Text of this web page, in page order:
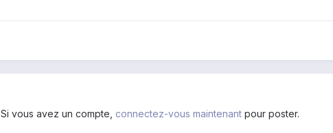
vous avez un compte, connectez-vous maintenant pour poster.